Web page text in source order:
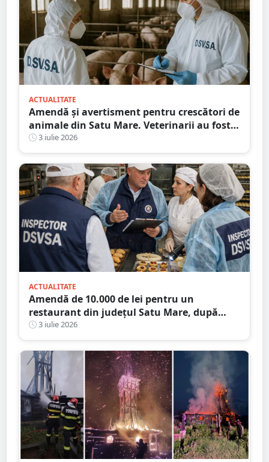
ACTUALITATE
Amendă și avertisment pentru crescători de
animale din Satu Mare. Veterinarii au fost
în control
3 iulie 2026
ACTUALITATE
Amendă de 10.000 de lei pentru un
restaurant din județul Satu Mare, după
verificările DSVSA
3 iulie 2026